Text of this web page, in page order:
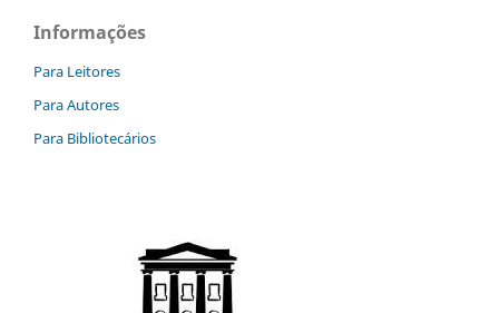
Informações
Para Leitores
Para Autores
Para Bibliotecários